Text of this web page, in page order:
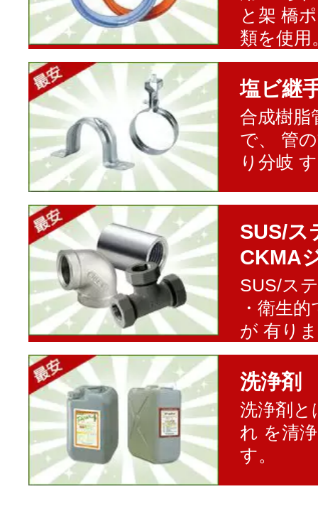
と架 橋
類を使用
塩ビ継
合成樹脂
で、 管
り分岐
SUS/ス
CKMA
SUS/ス
・衛生
が 有り
洗浄剤
洗浄剤と
れ を清
す。